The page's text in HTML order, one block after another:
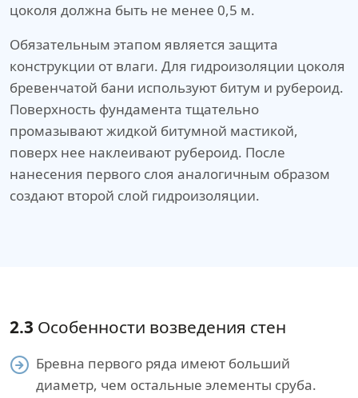
цоколя должна быть не менее 0,5 м.
Обязательным этапом является защита
конструкции от влаги. Для гидроизоляции цоколя
бревенчатой бани используют битум и рубероид.
Поверхность фундамента тщательно
промазывают жидкой битумной мастикой,
поверх нее наклеивают рубероид. После
нанесения первого слоя аналогичным образом
создают второй слой гидроизоляции.
2.3 Особенности возведения стен
Бревна первого ряда имеют больший
диаметр, чем остальные элементы сруба.